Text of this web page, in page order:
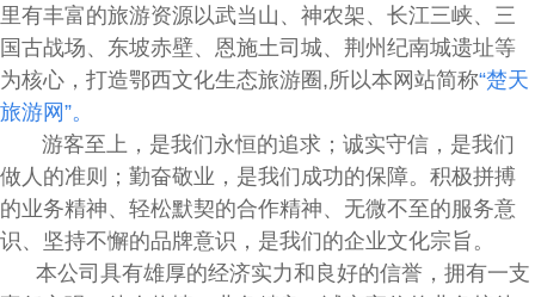
里有丰富的旅游资源以武当山、神农架、长江三峡、三
国古战场、东坡赤壁、恩施土司城、荆州纪南城遗址等
为核心，打造鄂西文化生态旅游圈,所以本网站简称“楚天
旅游网 ”。
游客至上，是我们永恒的追求；诚实守信，是我们
做人的准则；勤奋敬业，是我们成功的保障。积极拼搏
的业务精神、轻松默契的合作精神、无微不至的服务意
识、坚持不懈的品牌意识，是我们的企业文化宗旨。
本公司具有雄厚的经济实力和良好的信誉，拥有一支